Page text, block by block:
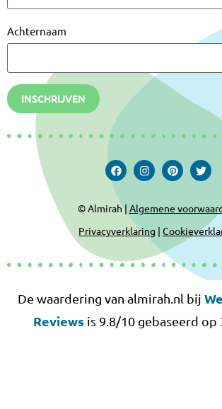
Achternaam
INSCHRIJVEN
© Almirah | Algemene
Privacyverklaring |
De waardering van almirah.nl bij
Reviews is 9.8/10 gebaseerd op